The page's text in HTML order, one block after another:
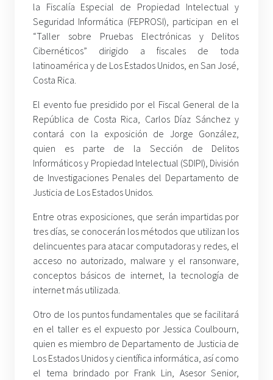
la Fiscalía Especial de Propiedad Intelectual y
Seguridad Informática (FEPROSI), participan en el
“Taller sobre Pruebas Electrónicas y Delitos
Cibernéticos” dirigido a fiscales de toda
latinoamérica y de Los Estados Unidos, en San José,
Costa Rica.
El evento fue presidido por el Fiscal General de la
República de Costa Rica, Carlos Díaz Sánchez y
contará con la exposición de Jorge González,
quien es parte de la Sección de Delitos
Informáticos y Propiedad Intelectual (SDIPI), División
de Investigaciones Penales del Departamento de
Justicia de Los Estados Unidos.
Entre otras exposiciones, que serán impartidas por
tres días, se conocerán los métodos que utilizan los
delincuentes para atacar computadoras y redes, el
acceso no autorizado, malware y el ransonware,
conceptos básicos de internet, la tecnología de
internet más utilizada.
Otro de los puntos fundamentales que se facilitará
en el taller es el expuesto por Jessica Coulbourn,
quien es miembro de Departamento de Justicia de
Los Estados Unidos y científica informática, así como
el tema brindado por Frank Lin, Asesor Senior,